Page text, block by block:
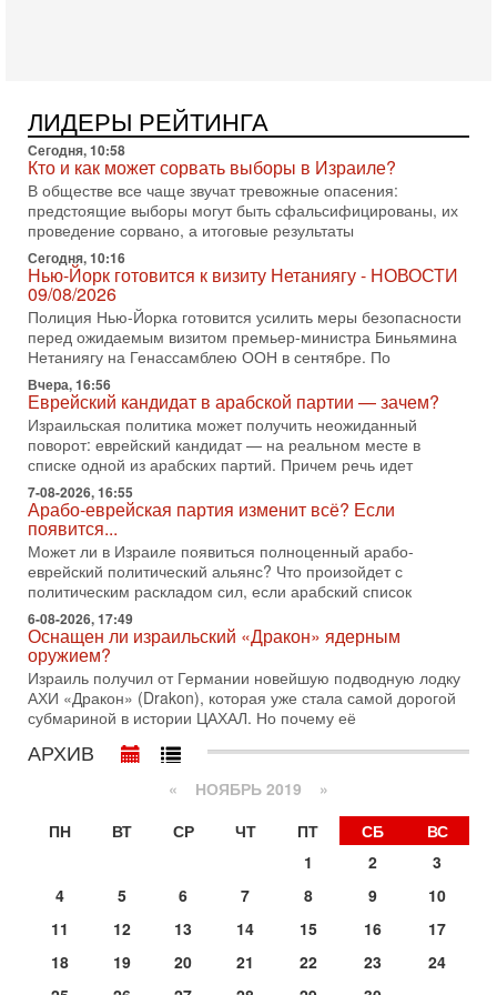
В эфире ITON-TV доктор Эльдар Намазов , историк,
политолог, в прошлом – помощник Президента
Азербайджана Гейдара Алиева . Ведет программу
Александр
3-08-2026, 11:09
Выборы в Израиле в опасности?! ШАБАК формирует
спецотдел
В этом выпуске мы разбираем одну из самых тревожных
тем израильской политики. Известно, что израильская
Служба общей безопасности (ШАБАК) создала
3-08-2026, 08:32
Трамп и Иран: последний шанс - НОВОСТИ
03/08/2026
Президент США Дональд Трамп объявил о возобновлении
переговоров с Ираном, но Тегеран пока не подтвердил
готовность к диалогу. По словам американского
2-08-2026, 08:42
Трамп отменил удар по Ирану - НОВОСТИ
02/08/2026
Президент США Дональд Трамп сегодня заявил об отмене
подготовленного удара по Ирану после обращений
Тегерана и других стран региона. По его словам,
1-08-2026, 17:50
«Русский голос» Израиля: кто заберет его на этот
раз?
Голоса русскоязычных репатриантов не раз кардинально
меняли политический ландшафт Израиля. Достаточно
вспомнить взлет партии «Исраэль ба-алия», когда
31-07-2026, 17:00
молчат Трамп и Нетаньяху?
Недавний визит премьер-министра Израиля Биньямина
Нетаньяху в США и его встреча с Дональдом Трампом
оставили больше вопросов, чем ответов. Полная
Иран готовит покушение на Нетаниягу! Трамп не
хочет эскалации, но КСИР готовит взрыв!
по вопросам безопасности, офицер запаса
ЛИДЕРЫ РЕЙТИНГА
Сегодня, 10:58
Кто и как может сорвать выборы в Израиле?
В обществе все чаще звучат тревожные опасения:
предстоящие выборы могут быть сфальсифицированы, их
проведение сорвано, а итоговые результаты
Сегодня, 10:16
Нью-Йорк готовится к визиту Нетаниягу - НОВОСТИ
09/08/2026
Полиция Нью-Йорка готовится усилить меры безопасности
перед ожидаемым визитом премьер-министра Биньямина
Нетаниягу на Генассамблею ООН в сентябре. По
Вчера, 16:56
Еврейский кандидат в арабской партии — зачем?
Израильская политика может получить неожиданный
поворот: еврейский кандидат — на реальном месте в
списке одной из арабских партий. Причем речь идет
7-08-2026, 16:55
Арабо-еврейская партия изменит всё? Если
появится...
Может ли в Израиле появиться полноценный арабо-
еврейский политический альянс? Что произойдет с
политическим раскладом сил, если арабский список
6-08-2026, 17:49
Оснащен ли израильский «Дракон» ядерным
оружием?
Израиль получил от Германии новейшую подводную лодку
АХИ «Дракон» (Drakon), которая уже стала самой дорогой
субмариной в истории ЦАХАЛ. Но почему её
АРХИВ
« НОЯБРЬ 2019 »
ПН
ВТ СР ЧТ ПТ СБ
ВС
1
2
3
4
5 6 7 8 9
10
11
12 13 14 15 16
17
18
19 20 21 22 23
24